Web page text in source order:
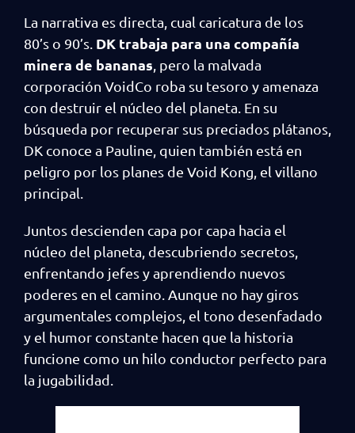
La narrativa es directa, cual caricatura de los
80’s o 90’s. DK trabaja para una compañía
minera de bananas , pero la malvada
corporación VoidCo roba su tesoro y amenaza
con destruir el núcleo del planeta. En su
búsqueda por recuperar sus preciados plátanos,
DK conoce a Pauline, quien también está en
peligro por los planes de Void Kong, el villano
principal.
Juntos descienden capa por capa hacia el
núcleo del planeta, descubriendo secretos,
enfrentando jefes y aprendiendo nuevos
poderes en el camino. Aunque no hay giros
argumentales complejos, el tono desenfadado
y el humor constante hacen que la historia
funcione como un hilo conductor perfecto para
la jugabilidad.